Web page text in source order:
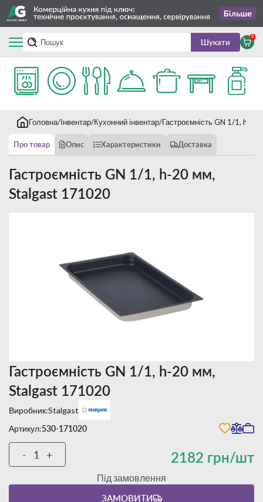
Шукати
0
Головна Інвентар Кухонний інвентар Гастроємність GN 1/1, h-
Про товар Опис Характеристики Доставка
Гастроємність GN 1/1, h-20 мм,
Stalgast 171020
Гастроємність GN 1/1, h-20 мм,
Stalgast 171020
Виробник:Stalgast
Артикул:530-171020
2182 грн/шт
- +
Під замовлення
ЗАМОВИТИ